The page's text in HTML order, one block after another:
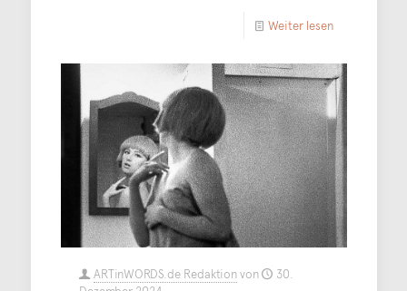
Weiter lesen
ARTinWORDS.de Redaktionvon
30.